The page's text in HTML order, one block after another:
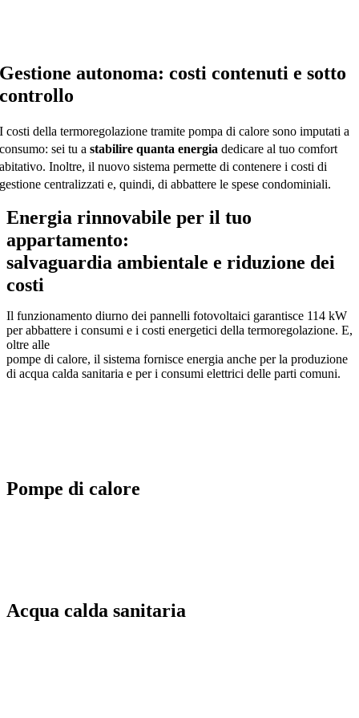
Gestione autonoma: costi contenuti e sotto
controllo
I costi della termoregolazione tramite pompa di calore sono imputati a
consumo: sei tu astabilire quanta energia dedicare al tuo comfort
abitativo. Inoltre, il nuovo sistema permette di contenere i costi di
gestione centralizzati e, quindi, di abbattere le spese condominiali.
Energia rinnovabile per il tuo
appartamento:
salvaguardia ambientale e riduzione dei
costi
Il funzionamento diurno dei pannelli fotovoltaici garantisce 114 kW
per abbattere i consumi e i costi energetici della termoregolazione. E,
oltre alle
pompe di calore, il sistema fornisce energia anche per la produzione
di acqua calda sanitaria e per i consumi elettrici delle parti comuni.
Pompe di calore
Acqua calda sanitaria